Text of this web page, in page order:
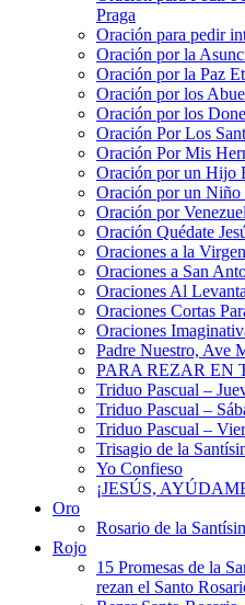
Praga
Oración para pedir
Oración por la
Oración por la Paz
Oración por los
Oración por los
Oración Por Los
Oración Por Mis
Oración por un Hijo
Oración por un Niño
Oración por
Oración Quédate
Oraciones a la
Oraciones a San
Oraciones Al
Oraciones Cortas
Oraciones
Padre Nuestro, Ave
PARA REZAR EN
Triduo Pascual –
Triduo Pascual –
Triduo Pascual –
Trisagio de la
Yo Confieso
¡JESÚS,
Oro
Rosario de la
Rojo
15 Promesas de la
rezan el Santo